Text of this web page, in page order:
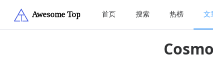
首页 搜索 热榜 文